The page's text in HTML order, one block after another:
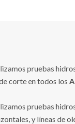
pruebas
corte en todos los
pruebas
y líneas de